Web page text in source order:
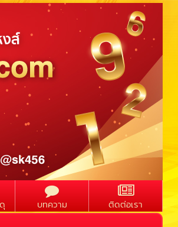
บทความ ติดต่อเรา